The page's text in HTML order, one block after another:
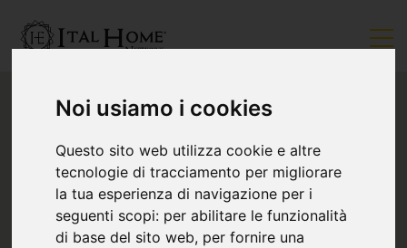
Noi usiamo i cookies
Questo sito web utilizza cookie e altre
tecnologie di tracciamento per migliorare
la tua esperienza di navigazione per i
seguenti scopi: per abilitare le funzionalità
di base del sito web, per fornire una